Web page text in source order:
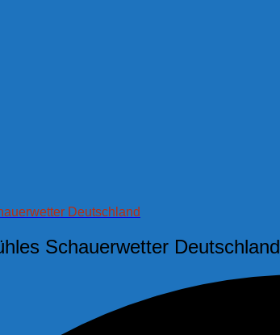
Deutschland
Schauerwetter Deutschland